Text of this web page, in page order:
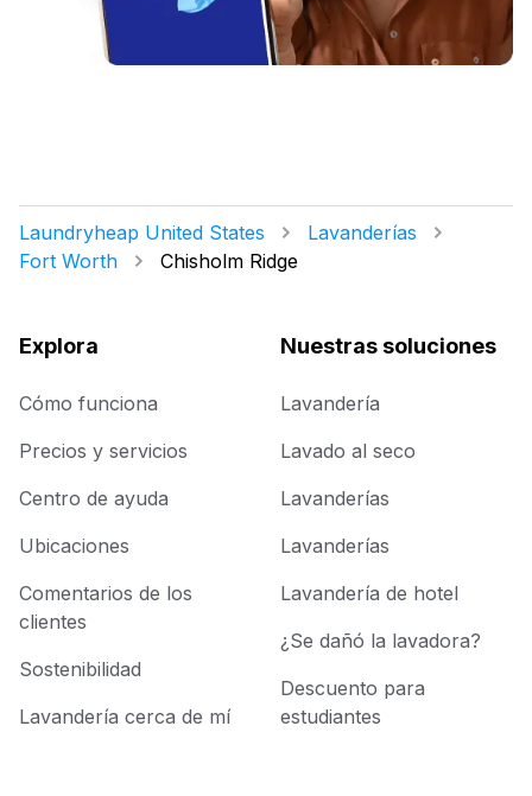
Laundryheap United States
Lavanderías
Fort Worth
Chisholm Ridge
Explora
Cómo funciona
Precios y servicios
Centro de ayuda
Ubicaciones
Comentarios de los
clientes
Sostenibilidad
Lavandería cerca de mí
Nuestras soluciones
Lavandería
Lavado al seco
Lavanderías
Lavanderías
Lavandería de hotel
¿Se dañó la lavadora?
Descuento para
estudiantes